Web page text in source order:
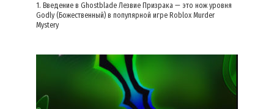
1. Введение в Ghostblade Лезвие Призрака — это нож уровня
Godly (Божественный) в популярной игре Roblox Murder
Mystery